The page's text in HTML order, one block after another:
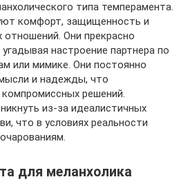
типа темперамента.
комфорт, защищенность и
отношений. Они прекрасно
настроение партнера по
или мимике. Они постоянно
и надежды, что
решений.
из-за идеалистичных
что в условиях реальности
для меланхолика